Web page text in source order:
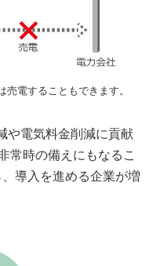
売電することもできます。
や電気料金削減に貢献
常時の備えにもなるこ
導入を進める企業が増